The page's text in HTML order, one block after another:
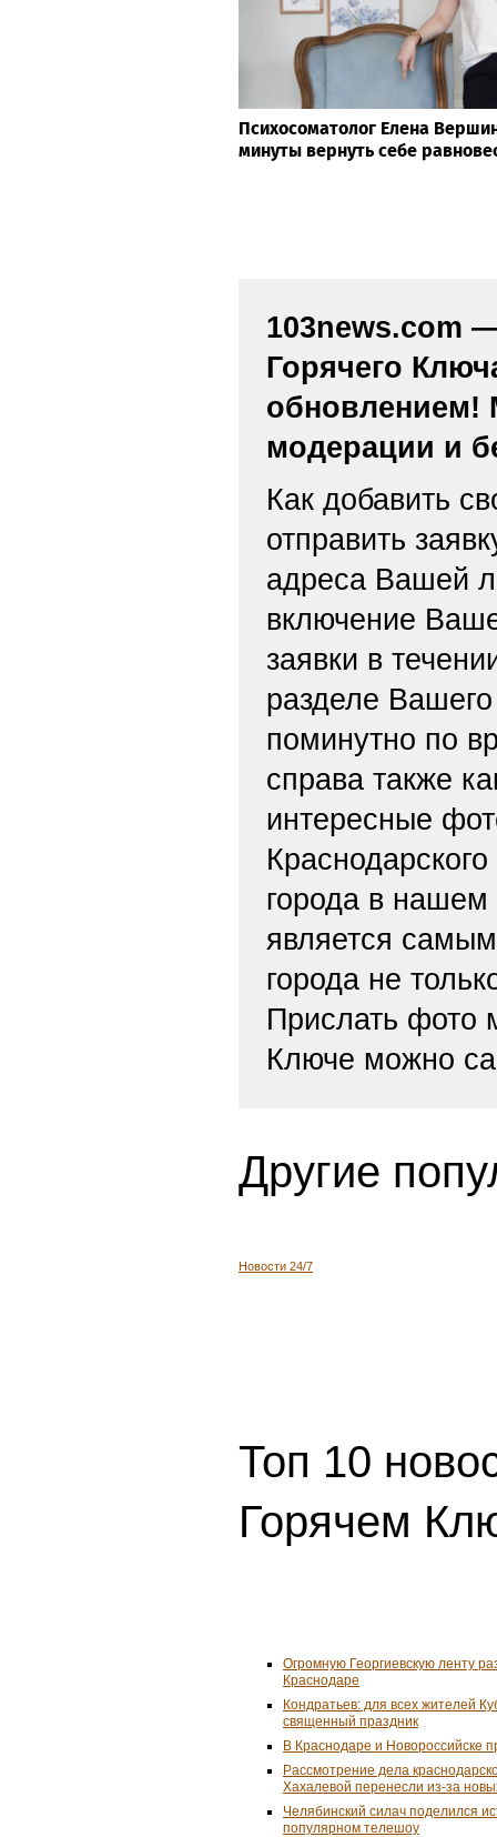
Психосоматолог Елена
минуты вернуть себе
103news.com
Горячего
обновлением!
модерации и
Как добавить
отправить
адреса Вашей
включение
заявки в
разделе
поминутно по
справа также
интересные
города в нашем
является
города не
Прислать фото
Ключе можно
Другие
Новости 24/7
Топ 10
Горячем
Огромную Георгиевскую ленту
Краснодаре
Кондратьев: для всех жителей
священный праздник
В Краснодаре и Новороссийске
Рассмотрение дела
Хахалевой перенесли из-за
Челябинский силач поделился
популярном телешоу